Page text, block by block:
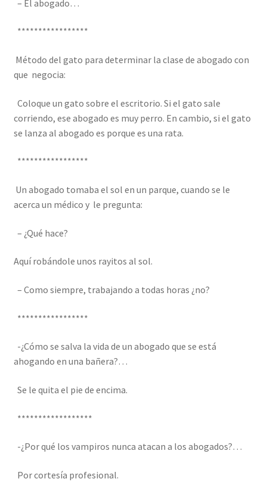
– El abogado…
*****************
Método del gato para determinar la clase de abogado con
que negocia:
Coloque un gato sobre el escritorio. Si el gato sale
corriendo, ese abogado es muy perro. En cambio, si el gato
se lanza al abogado es porque es una rata.
*****************
Un abogado tomaba el sol en un parque, cuando se le
acerca un médico y le pregunta:
– ¿Qué hace?
Aquí robándole unos rayitos al sol.
– Como siempre, trabajando a todas horas ¿no?
*****************
-¿Cómo se salva la vida de un abogado que se está
ahogando en una bañera?…
Se le quita el pie de encima.
******************
-¿Por qué los vampiros nunca atacan a los abogados?…
Por cortesía profesional.